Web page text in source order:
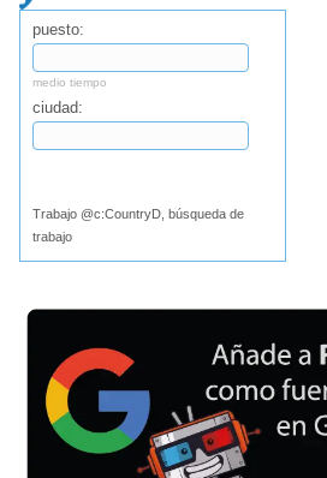
puesto:
medio tiempo
ciudad:
Trabajo @c:CountryD, búsqueda de
trabajo